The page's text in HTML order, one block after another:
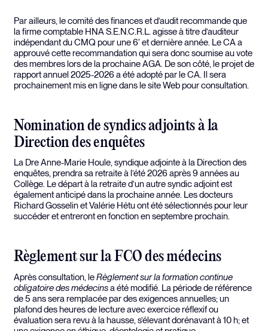
Par ailleurs, le comité des finances et d’audit recommande que
la firme comptable HNA S.E.N.C.R.L. agisse à titre d’auditeur
indépendant du CMQ pour une 6e et dernière année. Le CA a
approuvé cette recommandation qui sera donc soumise au vote
des membres lors de la prochaine AGA. De son côté, le projet de
rapport annuel 2025-2026 a été adopté par le CA. Il sera
prochainement mis en ligne dans le site Web pour consultation.
Nomination de syndics adjoints à la
Direction des enquêtes
La Dre Anne-Marie Houle, syndique adjointe à la Direction des
enquêtes, prendra sa retraite à l’été 2026 après 9 années au
Collège. Le départ à la retraite d’un autre syndic adjoint est
également anticipé dans la prochaine année. Les docteurs
Richard Gosselin et Valérie Hétu ont été sélectionnés pour leur
succéder et entreront en fonction en septembre prochain.
Règlement sur la FCO des médecins
Après consultation, leRèglement sur la formation continue
obligatoire des médecinsa été modifié. La période de référence
de 5 ans sera remplacée par des exigences annuelles; un
plafond des heures de lecture avec exercice réflexif ou
évaluation sera revu à la hausse, s’élevant dorénavant à 10 h; et